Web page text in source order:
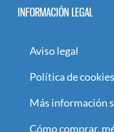
INFORMACIÓN LEGAL
Aviso legal
Política de cookies
Más información
Cómo comprar,